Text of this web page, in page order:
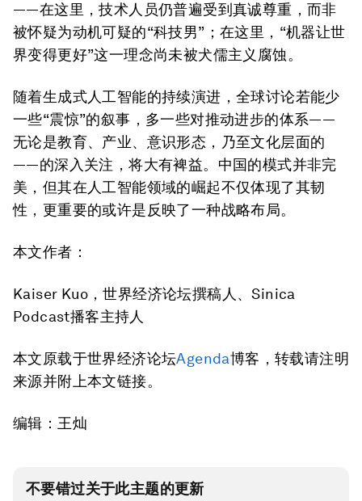
——在这里，技术人员仍普遍受到真诚尊重，而非
被怀疑为动机可疑的“科技男”；在这里，“机器让世
界变得更好”这一理念尚未被犬儒主义腐蚀。
随着生成式人工智能的持续演进，全球讨论若能少
一些“震惊”的叙事，多一些对推动进步的体系——
无论是教育、产业、意识形态，乃至文化层面的
——的深入关注，将大有裨益。中国的模式并非完
美，但其在人工智能领域的崛起不仅体现了其韧
性，更重要的或许是反映了一种战略布局。
本文作者：
Kaiser Kuo，世界经济论坛撰稿人、Sinica
Podcast播客主持人
本文原载于世界经济论坛Agenda博客，转载请注明
来源并附上本文链接。
编辑：王灿
不要错过关于此主题的更新